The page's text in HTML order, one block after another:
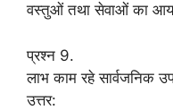
वस्तुओं तथा सेवाओं का
प्रश्न 9.
लाभ काम रहे सार्वजनिक
उत्तर: